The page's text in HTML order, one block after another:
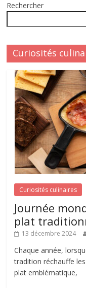
Rechercher
Curiosités
Curiosités culinaires
Journée
plat
13 décembre 2024
Chaque année,
tradition réchauffe
plat emblématique,